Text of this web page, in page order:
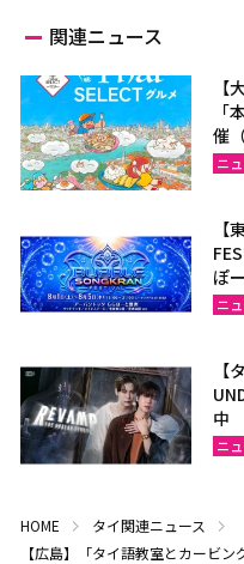
関連ニュース
【
「
催
ニ
【
ぽ
ニ
【
中
ニ
HOME
タイ関連ニュース
【広島】「タイ語教室とカービン